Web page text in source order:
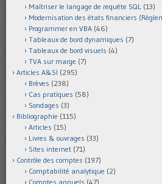
Maîtriser le langage de requête SQL (13)
Modernisation des états financiers
Programmer en VBA (46)
Tableaux de bord dynamiques (7)
Tableaux de bord visuels (4)
TVA sur marge (7)
Articles A&SI (295)
Brèves (238)
Cas pratiques (58)
Sondages (3)
Bibliographie (115)
Articles (15)
Livres & ouvrages (33)
Sites internet (71)
Contrôle des comptes (197)
Comptabilité analytique (2)
Comptes annuels (47)